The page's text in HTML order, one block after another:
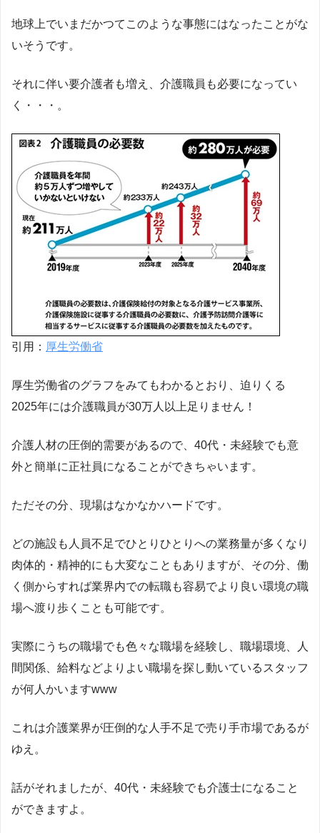
地球上でいまだかつてこのような事態にはなったことがな
いそうです。
それに伴い要介護者も増え、介護職員も必要になってい
く・・・。
引用： 厚生労働省
厚生労働省のグラフをみてもわかるとおり、迫りくる
2025年には介護職員が30万人以上足りません！
介護人材の圧倒的需要があるので、40代・未経験でも意
外と簡単に正社員になることができちゃいます。
ただその分、現場はなかなかハードです。
どの施設も人員不足でひとりひとりへの業務量が多くなり
肉体的・精神的にも大変なこともありますが、その分、働
く側からすれば業界内での転職も容易でより良い環境の職
場へ渡り歩くことも可能です。
実際にうちの職場でも色々な職場を経験し、職場環境、人
間関係、給料などよりよい職場を探し動いているスタッフ
が何人かいますwww
これは介護業界が圧倒的な人手不足で売り手市場であるが
ゆえ。
話がそれましたが、40代・未経験でも介護士になること
ができますよ。